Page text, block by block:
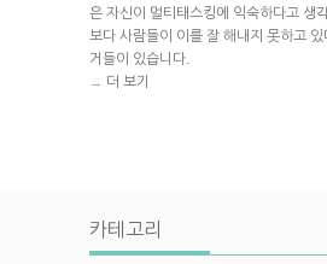
은 자신이 멀티태스킹에 익숙하다고 생
보다 사람들이 이를 잘 해내지 못하고
거들이 있습니다.
→ 더 보기
카테고리